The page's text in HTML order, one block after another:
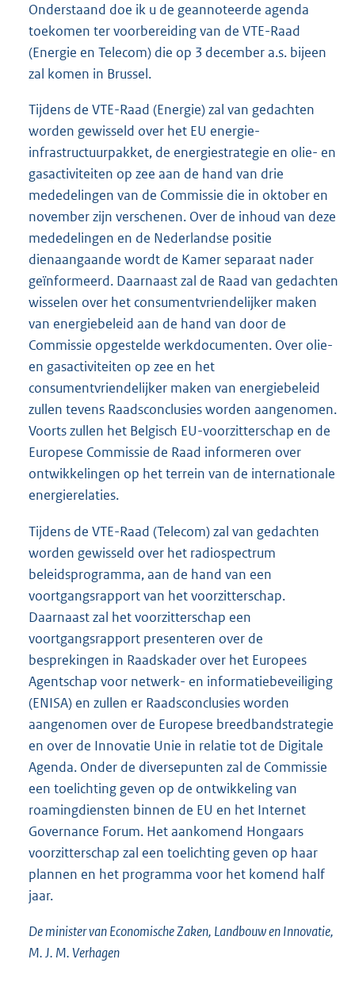
Onderstaand doe ik u de geannoteerde agenda
toekomen ter voorbereiding van de VTE-Raad
(Energie en Telecom) die op 3 december a.s. bijeen
zal komen in Brussel.
Tijdens de VTE-Raad (Energie) zal van gedachten
worden gewisseld over het EU energie-
infrastructuurpakket, de energiestrategie en olie- en
gasactiviteiten op zee aan de hand van drie
mededelingen van de Commissie die in oktober en
november zijn verschenen. Over de inhoud van deze
mededelingen en de Nederlandse positie
dienaangaande wordt de Kamer separaat nader
geïnformeerd. Daarnaast zal de Raad van gedachten
wisselen over het consumentvriendelijker maken
van energiebeleid aan de hand van door de
Commissie opgestelde werkdocumenten. Over olie-
en gasactiviteiten op zee en het
consumentvriendelijker maken van energiebeleid
zullen tevens Raadsconclusies worden aangenomen.
Voorts zullen het Belgisch EU-voorzitterschap en de
Europese Commissie de Raad informeren over
ontwikkelingen op het terrein van de internationale
energierelaties.
Tijdens de VTE-Raad (Telecom) zal van gedachten
worden gewisseld over het radiospectrum
beleidsprogramma, aan de hand van een
voortgangsrapport van het voorzitterschap.
Daarnaast zal het voorzitterschap een
voortgangsrapport presenteren over de
besprekingen in Raadskader over het Europees
Agentschap voor netwerk- en informatiebeveiliging
(ENISA) en zullen er Raadsconclusies worden
aangenomen over de Europese breedbandstrategie
en over de Innovatie Unie in relatie tot de Digitale
Agenda. Onder de diversepunten zal de Commissie
een toelichting geven op de ontwikkeling van
roamingdiensten binnen de EU en het Internet
Governance Forum. Het aankomend Hongaars
voorzitterschap zal een toelichting geven op haar
plannen en het programma voor het komend half
jaar.
De minister van Economische Zaken, Landbouw en Innovatie,
M. J. M. Verhagen